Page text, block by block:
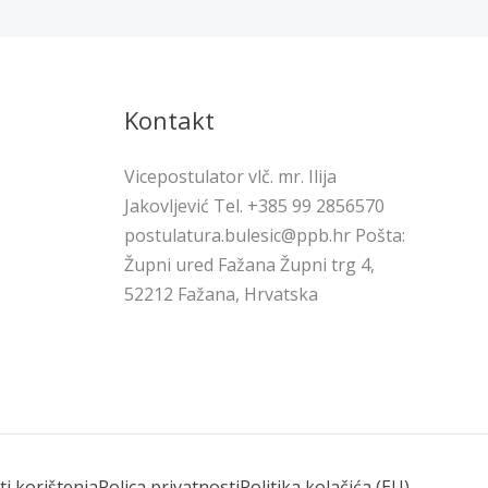
Kontakt
Vicepostulator vlč. mr. Ilija
Jakovljević Tel. +385 99 2856570
postulatura.bulesic@ppb.hr Pošta:
Župni ured Fažana Župni trg 4,
52212 Fažana, Hrvatska